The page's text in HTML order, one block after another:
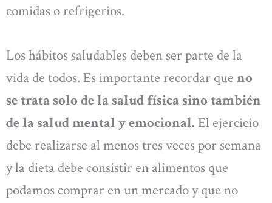
comidas o refrigerios.
Los hábitos saludables deben ser parte de la
vida de todos. Es importante recordar que no
se trata solo de la salud física sino también
de la salud mental y emocional. El ejercicio
debe realizarse al menos tres veces por semana
y la dieta debe consistir en alimentos que
podamos comprar en un mercado y que no